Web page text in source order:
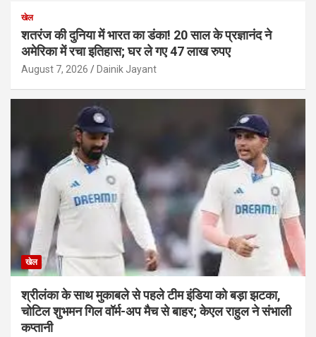
खेल
शतरंज की दुनिया में भारत का डंका! 20 साल के प्रज्ञानंद ने
अमेरिका में रचा इतिहास; घर ले गए 47 लाख रुपए
August 7, 2026 Dainik Jayant
खेल
श्रीलंका के साथ मुकाबले से पहले टीम इंडिया को बड़ा झटका,
चोटिल शुभमन गिल वॉर्म-अप मैच से बाहर; केएल राहुल ने संभाली
कप्तानी